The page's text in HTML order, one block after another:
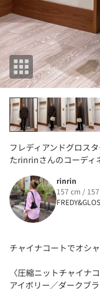
フレディアンドグロス
たrinrinさんのコーディ
rinrin
157 cm /
チャイナコートでオシ
〈圧縮ニットチャイナコ
アイボリー／ダークブ